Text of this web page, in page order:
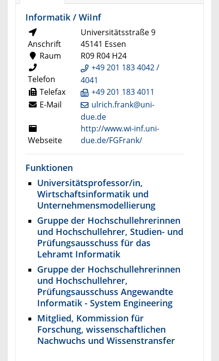
Informatik / WiInf
Anschrift
Universitätsstraße 9
45141 Essen
Raum
R09 R04 H24
Telefon
+49 201 183 4042 /
4041
Telefax
+49 201 183 4011
E-Mail
ulrich.frank@uni-
due.de
Webseite
http://www.wi-inf.uni-
due.de/FGFrank/
Funktionen
Universitätsprofessor/in,
Wirtschaftsinformatik und
Unternehmensmodellierung
Gruppe der Hochschullehrerinnen
und Hochschullehrer, Studien- und
Prüfungsausschuss für das
Lehramt Informatik
Gruppe der Hochschullehrerinnen
und Hochschullehrer,
Prüfungsausschuss Angewandte
Informatik - System Engineering
Mitglied, Kommission für
Forschung, wissenschaftlichen
Nachwuchs und Wissenstransfer